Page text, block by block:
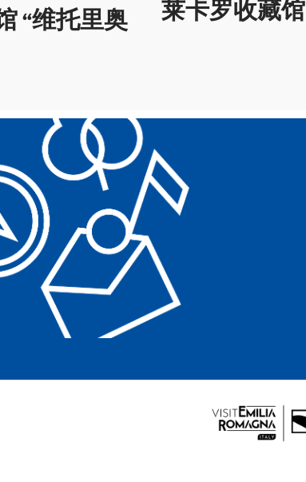
“维托里奥
莱卡罗收藏馆